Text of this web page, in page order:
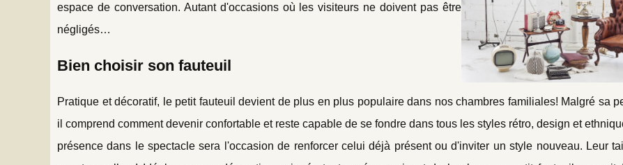
espace de conversation. Autant d'occasions où les visiteurs ne doivent pas être
négligés…
Bien choisir son fauteuil
Pratique et décoratif, le petit fauteuil devient de plus en plus populaire dans nos chambres familiales! Malgré sa
il comprend comment devenir confortable et reste capable de se fondre dans tous les styles rétro, design et
présence dans le spectacle sera l'occasion de renforcer celui déjà présent ou d'inviter un style nouveau. Leur